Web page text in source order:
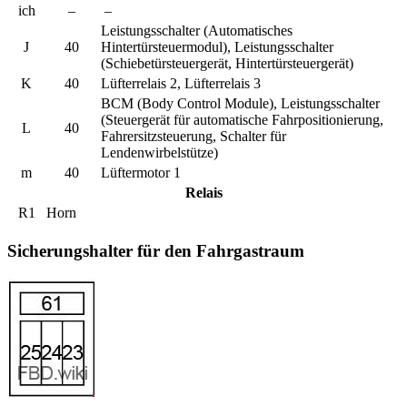
ich
– –
J 40
Leistungsschalter (Automatisches
Hintertürsteuermodul), Leistungsschalter
(Schiebetürsteuergerät, Hintertürsteuergerät)
K
40 Lüfterrelais 2, Lüfterrelais 3
L 40
BCM (Body Control Module), Leistungsschalter
(Steuergerät für automatische Fahrpositionierung,
Fahrersitzsteuerung, Schalter für
Lendenwirbelstütze)
m
40
Lüftermotor 1
Relais
R1
Horn
Sicherungshalter für den Fahrgastraum